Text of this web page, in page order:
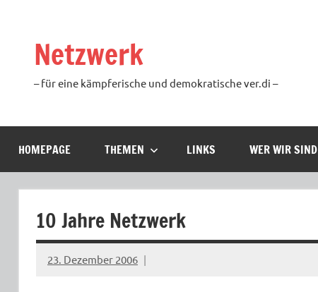
springenNetzwerk
– für eine kämpferische und demokratische ver.di –
HOMEPAGE THEMEN LINKS WER WIR SIND
10 Jahre Netzwerk
23. Dezember 2006
Ilja